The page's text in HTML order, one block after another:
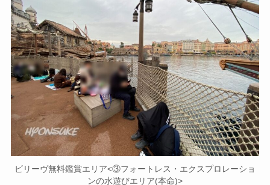
ビリーヴ無料鑑賞エリア<③フォートレス・エクスプロレーショ
ンの水遊びエリア(本命)>